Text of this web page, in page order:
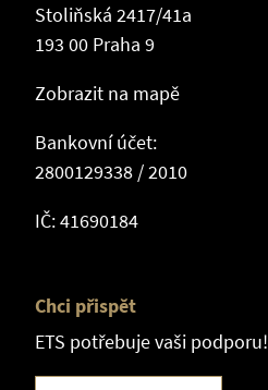
Stoliňská 2417/41a
193 00 Praha 9
Zobrazit na mapě
Bankovní účet:
2800129338 / 2010
IČ: 41690184
Chci přispět
ETS potřebuje vaši podporu!